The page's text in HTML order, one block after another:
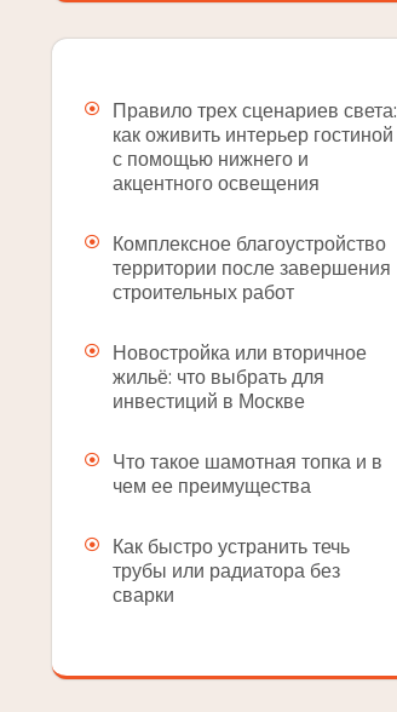
Правило трех сценариев света:
как оживить интерьер гостиной
с помощью нижнего и
акцентного освещения
Комплексное благоустройство
территории после завершения
строительных работ
Новостройка или вторичное
жильё: что выбрать для
инвестиций в Москве
Что такое шамотная топка и в
чем ее преимущества
Как быстро устранить течь
трубы или радиатора без
сварки